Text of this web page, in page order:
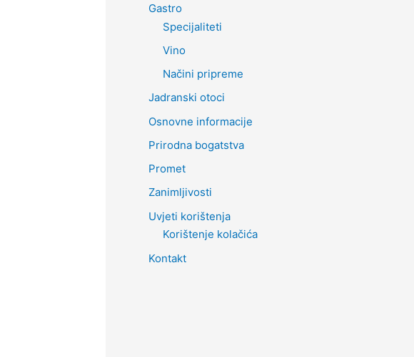
Gastro
Specijaliteti
Vino
Načini pripreme
Jadranski otoci
Osnovne informacije
Prirodna bogatstva
Promet
Zanimljivosti
Uvjeti korištenja
Korištenje kolačića
Kontakt